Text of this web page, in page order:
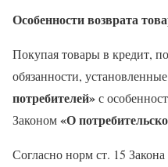
Особенности возврата
Покупая товары в кредит,
обязанности,
потребителей»с
Законом«О
Согласно норм ст. 15